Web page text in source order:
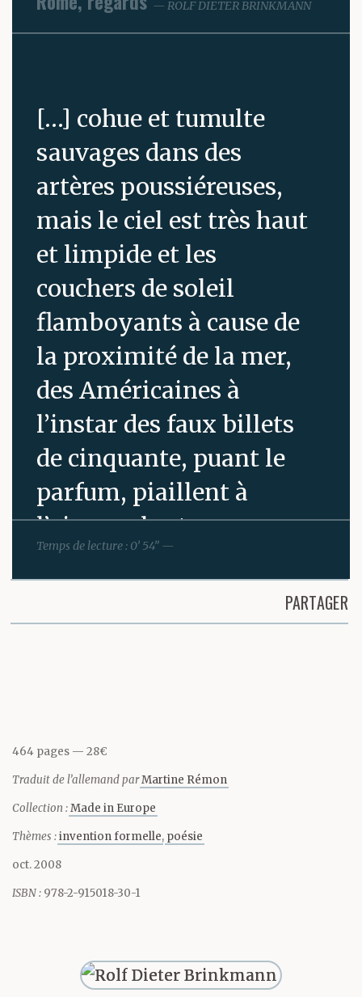
ROLF DIETER BRINKMANN
[…] cohue et tumulte
sauvages dans des
artères poussiéreuses,
mais le ciel est très haut
et limpide et les
couchers de soleil
flamboyants à cause de
la proximité de la mer,
des Américaines à
l’instar des faux billets
de cinquante, puant le
parfum, piaillent à
l’aise, on les trouve
partout, comme les
Allemands, des yeux à
fleur de tête rougeaude
bourrés de retraités
allemands, de
diabétiques, de malades
de l’estomac, de
rentières qui ont mal
médusé à travers les
Temps de lecture : 0’ 54” —
PARTAGER
464 pages 28€
Traduit de l’allemand parMartine Rémon
Collection :Made in Europe
Thèmes :invention formelle poésie
oct. 2008
ISBN : 978-2-915018-30-1